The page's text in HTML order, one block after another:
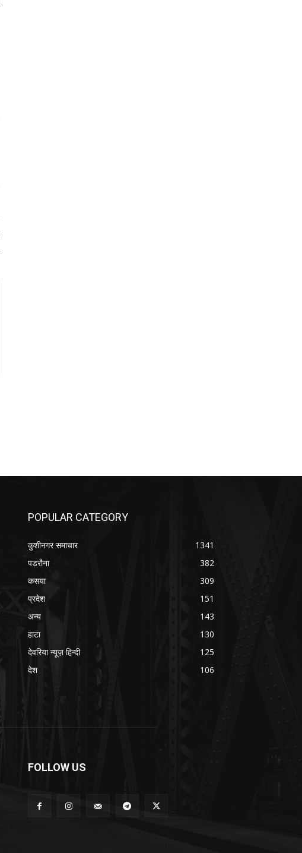
POPULAR CATEGORY
कुशीनगर समाचार
1341
पडरौना
382
कसया
309
प्रदेश
151
अन्य
143
हाटा
130
देवरिया न्यूज़ हिन्दी
125
देश
106
FOLLOW US